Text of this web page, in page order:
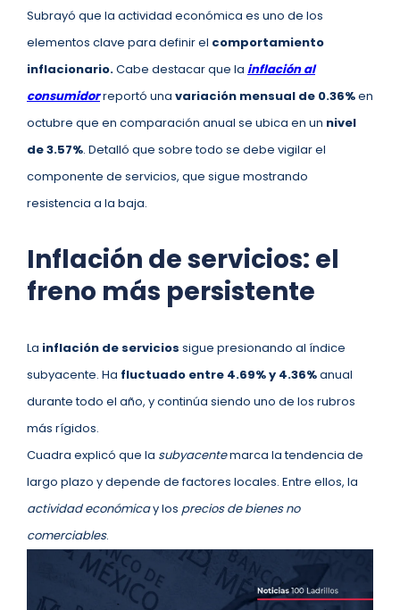
Subrayó que la actividad económica es uno de los
elementos clave para definir el comportamiento
inflacionario.Cabe destacar que la inflación al
consumidorreportó una variación mensual de 0.36%en
octubre que en comparación anual se ubica en un nivel
de 3.57%. Detalló que sobre todo se debe vigilar el
componente de servicios, que sigue mostrando
resistencia a la baja.
Inflación de servicios: el
freno más persistente
La inflación de servicios sigue presionando al índice
subyacente. Ha fluctuado entre 4.69% y 4.36%anual
durante todo el año, y continúa siendo uno de los rubros
más rígidos.
Cuadra explicó que la subyacentemarca la tendencia de
largo plazo y depende de factores locales. Entre ellos, la
actividad económicay los precios de bienes no
comerciables.